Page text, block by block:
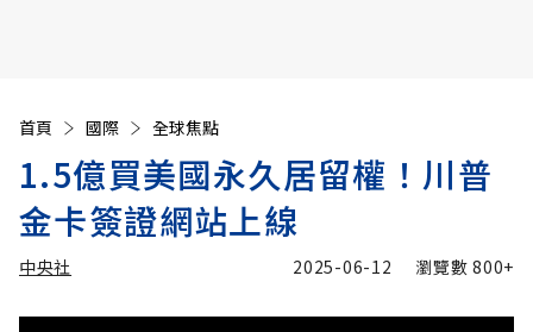
首頁 國際 全球焦點
1.5億買美國永久居留權！川普
金卡簽證網站上線
中央社 2025-06-12 瀏覽數800+